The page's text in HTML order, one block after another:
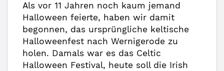
Als vor 11 Jahren noch kaum jemand
Halloween feierte, haben wir damit
begonnen, das ursprüngliche keltische
Halloweenfest nach Wernigerode zu
holen. Damals war es das Celtic
Halloween Festival, heute soll die Irish